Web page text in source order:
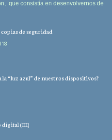
que consistía en desenvolvernos de
de seguridad
la “luz azul” de nuestros dispositivos?
digital (III)